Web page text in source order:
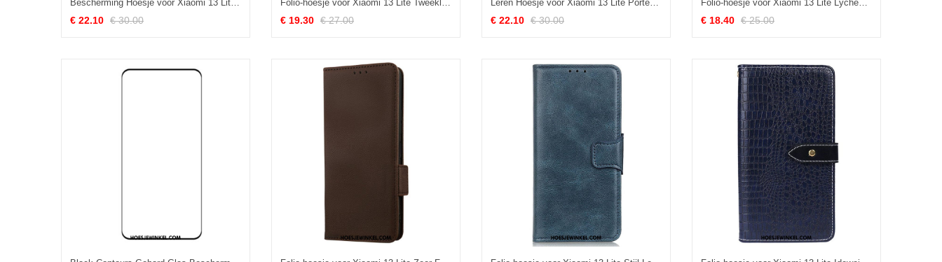
Bescherming Hoesje voor Xiaomi 13 Lite Folio-hoesje Gespleten Leer
€ 22.10 € 30.00
Folio-hoesje voor Xiaomi 13 Lite Tweekleurige Idewei
€ 19.30 € 27.00
Leren Hoesje voor Xiaomi 13 Lite Portemonnee Leren Bloemen Portemonnee
€ 22.10 € 30.00
Folio-hoesje voor Xiaomi 13 Lite Lychee Schuine Sluiting
€ 18.40 € 25.00